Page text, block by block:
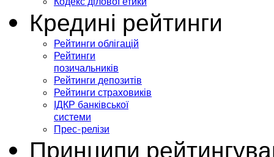
Кредині рейтинги
Рейтинги облігацій
Рейтинги
позичальників
Рейтинги депозитів
Рейтинги страховиків
ІДКР банківської
системи
Прес-релізи
Принципи